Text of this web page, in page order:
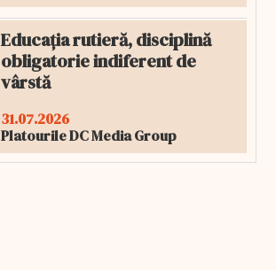
Educația rutieră, disciplină
obligatorie indiferent de
vârstă
31.07.2026
Platourile DC Media Group